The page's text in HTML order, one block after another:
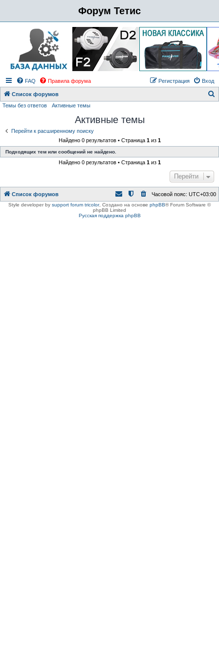
Форум Тетис
FAQ Правила форума Вход
Регистрация
Список форумов
Темы без ответов Активные темы
Активные темы
Перейти к расширенному поиску
Найдено 0 результатов • Страница 1из 1
Подходящих тем или сообщений не найдено.
Найдено 0 результатов • Страница 1из 1
Перейти
Список форумов Часовой пояс: UTC+03:00
Style developer by support forum tricolor, Создано на основе phpBB® Forum Software ©
phpBB Limited
Русская поддержка phpBB